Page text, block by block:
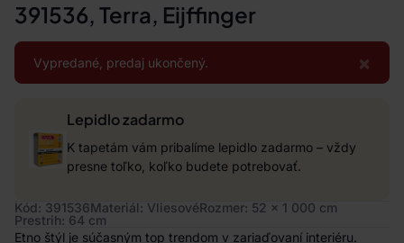
391536, Terra, Eijffinger
×
Vypredané, predaj ukončený.
Lepidlo zadarmo
K tapetám vám pribalíme lepidlo zadarmo – vždy
presne toľko, koľko budete potrebovať.
Kód: 391536Materiál: VliesovéRozmer: 52 x 1 000 cm
Prestrih: 64 cm
Etno štýl je súčasným top trendom v zariaďovaní interiéru.